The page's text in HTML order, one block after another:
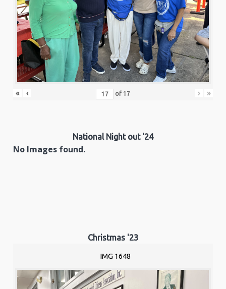
« ‹ of 17 › »
National Night out '24
No Images found.
Christmas '23
IMG 1648